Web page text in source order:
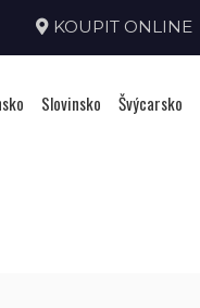
KOUPIT ONLINE
Slovinsko Švýcarsko